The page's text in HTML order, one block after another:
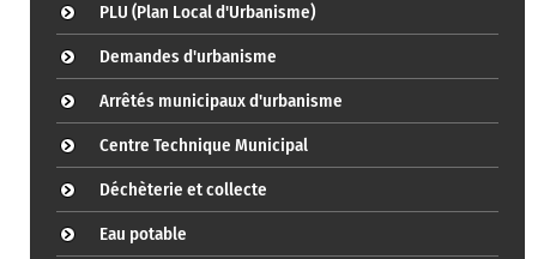
PLU (Plan Local d'Urbanisme)
Demandes d'urbanisme
Arrêtés municipaux d'urbanisme
Centre Technique Municipal
Déchèterie et collecte
Eau potable